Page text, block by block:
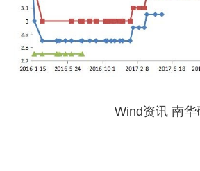
Wind资讯 南华